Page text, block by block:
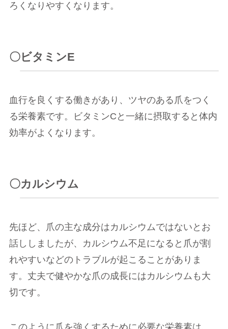
ろくなりやすくなります。
〇ビタミンE
血行を良くする働きがあり、ツヤのある爪をつく
る栄養素です。ビタミンCと一緒に摂取すると体内
効率がよくなります。
〇カルシウム
先ほど、爪の主な成分はカルシウムではないとお
話ししましたが、カルシウム不足になると爪が割
れやすいなどのトラブルが起こることがありま
す。丈夫で健やかな爪の成長にはカルシウムも大
切です。